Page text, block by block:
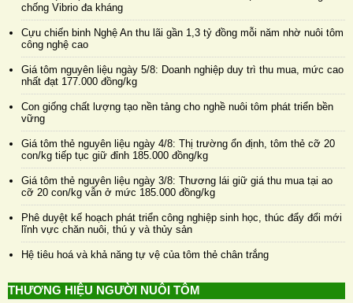
chống Vibrio đa kháng
Cựu chiến binh Nghệ An thu lãi gần 1,3 tỷ đồng mỗi năm nhờ nuôi tôm
công nghệ cao
Giá tôm nguyên liệu ngày 5/8: Doanh nghiệp duy trì thu mua, mức cao
nhất đạt 177.000 đồng/kg
Con giống chất lượng tạo nền tảng cho nghề nuôi tôm phát triển bền
vững
Giá tôm thẻ nguyên liệu ngày 4/8: Thị trường ổn định, tôm thẻ cỡ 20
con/kg tiếp tục giữ đỉnh 185.000 đồng/kg
Giá tôm thẻ nguyên liệu ngày 3/8: Thương lái giữ giá thu mua tại ao
cỡ 20 con/kg vẫn ở mức 185.000 đồng/kg
Phê duyệt kế hoạch phát triển công nghiệp sinh học, thúc đẩy đổi mới
lĩnh vực chăn nuôi, thú y và thủy sản
Hệ tiêu hoá và khả năng tự vệ của tôm thẻ chân trắng
THƯƠNG HIỆU NGƯỜI NUÔI TÔM